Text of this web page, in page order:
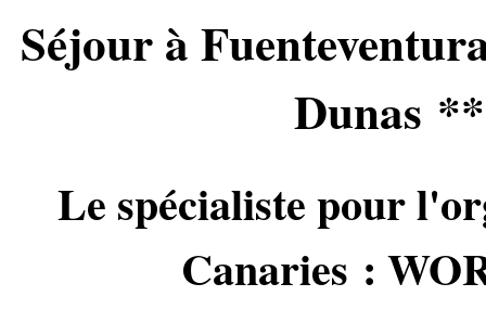
Séjour à
Dunas
Le spécialiste pour
Canaries :